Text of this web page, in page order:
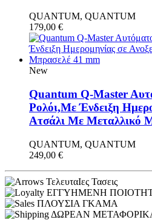
QUANTUM, QUANTUM
179,00 €
New
Quantum Q-Master
Ρολόι,Με Ένδειξη
Ατσάλι Με Μεταλλικό
QUANTUM, QUANTUM
249,00 €
ΤελευταΙες Τασεις
ΕΓΓΥΗΜΕΝΗ
ΠΛΟΥΣΙΑ ΓΚΑΜΑ
ΔΩΡΕΑΝ